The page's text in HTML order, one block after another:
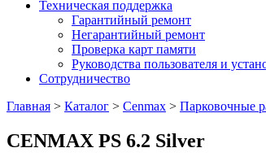
Техническая поддержка
Гарантийный ремонт
Негарантийный ремонт
Проверка карт памяти
Руководства пользователя и
Сотрудничество
Главная > Каталог > Cenmax > Парковочные
CENMAX PS 6.2 Silver